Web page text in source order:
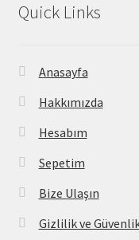
Quick Links
Anasayfa
Hakkımızda
Hesabım
Sepetim
Bize Ulaşın
Gizlilik ve